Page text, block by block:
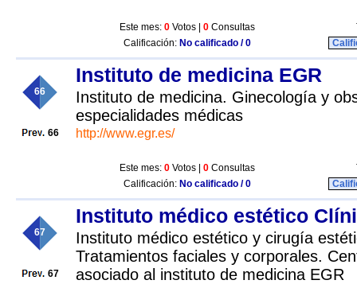
Este mes: 0 Votos | 0 Consultas
Calificación: No calificado / 0
66
66
Instituto de medicina EGR
Instituto de medicina. Ginecología y
especialidades médicas
http://www.egr.es/
Este mes: 0 Votos | 0 Consultas
Calificación: No calificado / 0
67
67
Instituto médico estético
Instituto médico estético y cirugía
Tratamientos faciales y corporales.
asociado al instituto de medicina EGR